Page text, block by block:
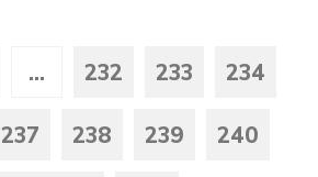
... 232 233 234
237 238 239 240